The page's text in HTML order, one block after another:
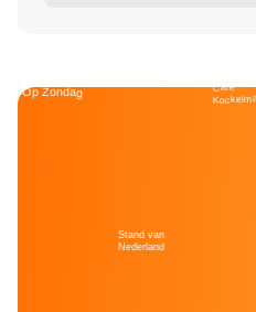
Op Zondag
Stand van
Nederland
Café